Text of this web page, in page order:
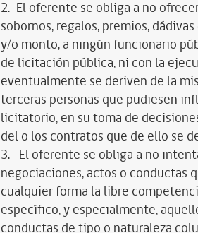
2.-El oferente se obliga a no
sobornos, regalos, premios,
y/o monto, a ningún funcionario
de licitación pública, ni con la
eventualmente se deriven de la
terceras personas que pudiesen
licitatorio, en su toma de
del o los contratos que de ello se
3.- El oferente se obliga a no
negociaciones, actos o conductas
cualquier forma la libre
específico, y especialmente,
conductas de tipo o naturaleza